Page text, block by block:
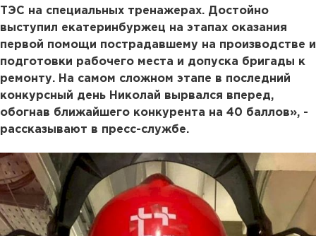
ТЭС на специальных тренажерах. Достойно
выступил екатеринбуржец на этапах оказания
первой помощи пострадавшему на производстве и
подготовки рабочего места и допуска бригады к
ремонту. На самом сложном этапе в последний
конкурсный день Николай вырвался вперед,
обогнав ближайшего конкурента на 40 баллов», -
рассказывают в пресс-службе.